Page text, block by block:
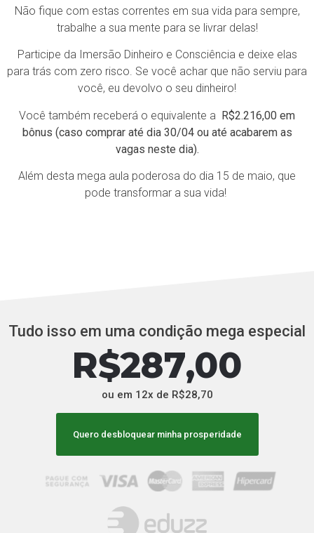
Não fique com estas correntes em sua vida para sempre,
trabalhe a sua mente para se livrar delas!
Participe da Imersão Dinheiro e Consciência e deixe elas
para trás com zero risco. Se você achar que não serviu para
você, eu devolvo o seu dinheiro!
Você também receberá o equivalente a R$2.216,00 em
bônus (caso comprar até dia 30/04 ou até acabarem as
vagas neste dia).
Além desta mega aula poderosa do dia 15 de maio, que
pode transformar a sua vida!
Tudo isso em uma condição mega especial
R$287,00
ou em 12x de R$28,70
Quero desbloquear minha prosperidade